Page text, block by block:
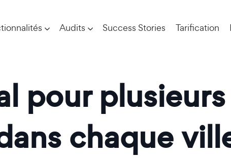
Audits Success Stories Tarification
pour
chaque